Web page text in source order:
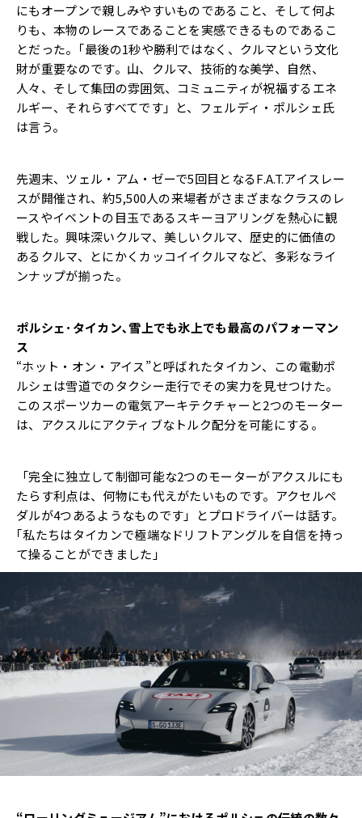
にもオープンで親しみやすいものであること、そして何よ
りも、本物のレースであることを実感できるものであるこ
とだった。｢最後の1秒や勝利ではなく、クルマという文化
財が重要なのです。山、クルマ、技術的な美学、自然、
人々、そして集団の雰囲気、コミュニティが祝福するエネ
ルギー、それらすべてです」と、フェルディ・ポルシェ氏
は言う。
先週末、ツェル・アム・ゼーで5回目となるF.A.T.アイスレー
スが開催され、約5,500人の来場者がさまざまなクラスのレ
ースやイベントの目玉であるスキーヨアリングを熱心に観
戦した。興味深いクルマ、美しいクルマ、歴史的に価値の
あるクルマ、とにかくカッコイイクルマなど、多彩なライ
ンナップが揃った。
ポルシェ･タイカン､雪上でも氷上でも最高のパフォーマン
ス
“ホット・オン・アイス”と呼ばれたタイカン、この電動ポ
ルシェは雪道でのタクシー走行でその実力を見せつけた。
このスポーツカーの電気アーキテクチャーと2つのモーター
は、アクスルにアクティブなトルク配分を可能にする。
「完全に独立して制御可能な2つのモーターがアクスルにも
たらす利点は、何物にも代えがたいものです。アクセルペ
ダルが4つあるようなものです」とプロドライバーは話す。
｢私たちはタイカンで極端なドリフトアングルを自信を持っ
て操ることができました」